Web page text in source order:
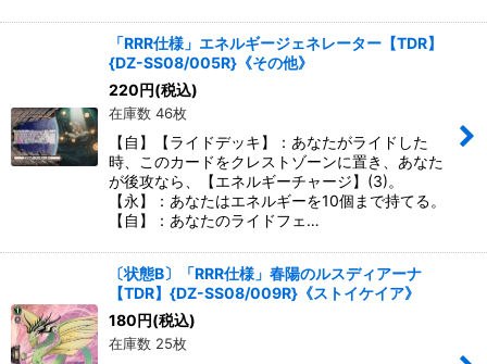
「RRR仕様」エネルギージェネレーター【TDR】
{DZ-SS08/005R}《その他》
220円(税込)
在庫数 46枚
【自】【ライドデッキ】：あなたがライドした
時、このカードをクレストゾーンに置き、あなた
が後攻なら、【エネルギーチャージ】(3)。
【永】：あなたはエネルギーを10個まで持てる。
【自】：あなたのライドフェ…
〔状態B〕「RRR仕様」春陽のルスディアーナ
【TDR】{DZ-SS08/009R}《ストイケイア》
180円(税込)
在庫数 25枚